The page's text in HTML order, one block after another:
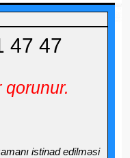
47 47
istinad edilməsi